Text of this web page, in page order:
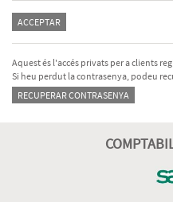
Aquest és l'accés privats per a clients
Si heu perdut la contrasenya, podeu
RECUPERAR CONTRASENYA